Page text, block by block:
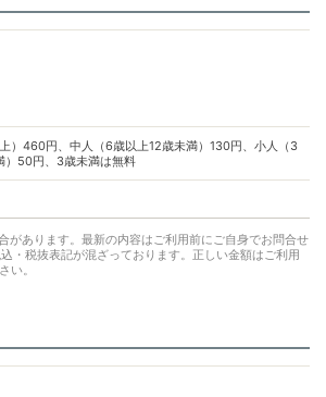
）460円、中人（6歳以上12歳未満）130円、小人（3
）50円、3歳未満は無料
があります。最新の内容はご利用前にご自身でお問合せ
・税抜表記が混ざっております。正しい金額はご利用
い。